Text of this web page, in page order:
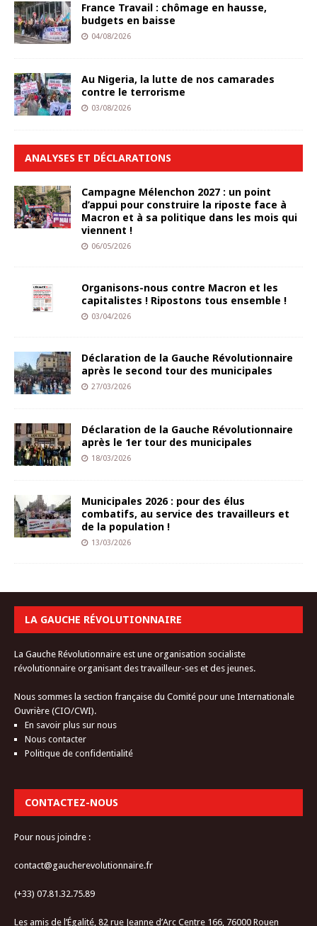
France Travail : chômage en hausse,
budgets en baisse
04/08/2026
Au Nigeria, la lutte de nos camarades
contre le terrorisme
03/08/2026
ANALYSES ET DÉCLARATIONS
Campagne Mélenchon 2027 : un point
d’appui pour construire la riposte face à
Macron et à sa politique dans les mois qui
viennent !
06/05/2026
Organisons-nous contre Macron et les
capitalistes ! Ripostons tous ensemble !
03/04/2026
Déclaration de la Gauche Révolutionnaire
après le second tour des municipales
27/03/2026
Déclaration de la Gauche Révolutionnaire
après le 1er tour des municipales
18/03/2026
Municipales 2026 : pour des élus
combatifs, au service des travailleurs et
de la population !
13/03/2026
LA GAUCHE RÉVOLUTIONNAIRE
La Gauche Révolutionnaire est une organisation socialiste
révolutionnaire organisant des travailleur-ses et des jeunes.
Nous sommes la section française du Comité pour une Internationale
Ouvrière (CIO/CWI).
En savoir plus sur nous
Nous contacter
Politique de confidentialité
CONTACTEZ-NOUS
Pour nous joindre :
contact@gaucherevolutionnaire.fr
(+33) 07.81.32.75.89
Les amis de l’Égalité, 82 rue Jeanne d’Arc Centre 166, 76000 Rouen